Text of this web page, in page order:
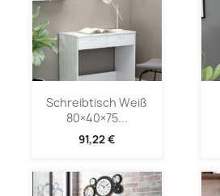
Schreibtisch Weiß
80×40×75...
91,22 €